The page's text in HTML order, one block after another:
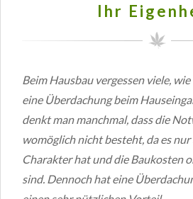
Ihr
Beim Hausbau vergessen viele,
eine Überdachung beim
denkt man manchmal, dass die
womöglich nicht besteht, da es
Charakter hat und die Baukosten
sind. Dennoch hat eine